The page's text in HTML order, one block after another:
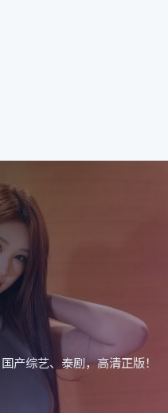
产综艺、泰剧，高清正版！